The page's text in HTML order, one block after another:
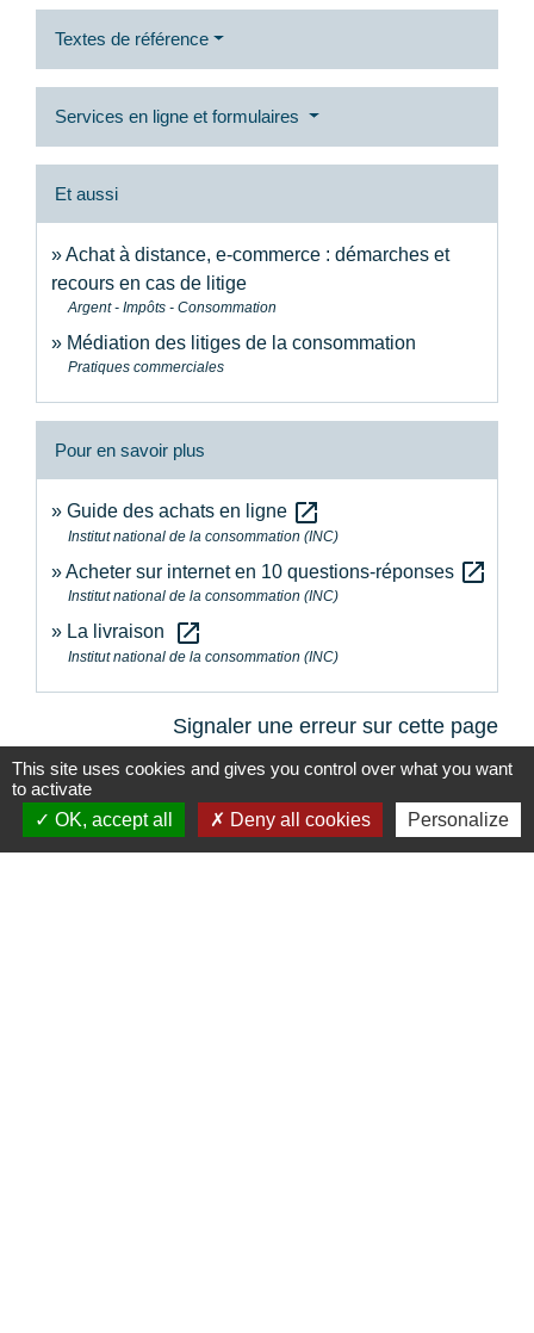
Textes de référence
Services en ligne et formulaires
Et aussi
Achat à distance, e-commerce : démarches et
recours en cas de litige
Argent - Impôts - Consommation
Médiation des litiges de la consommation
Pratiques commerciales
Pour en savoir plus
Guide des achats en ligne open_in_new
Institut national de la consommation (INC)
Acheter sur internet en 10 questions-réponses open_in_new
Institut national de la consommation (INC)
La livraison open_in_new
Institut national de la consommation (INC)
Signaler une erreur sur cette page
This site uses cookies and gives you control over what you want
to activate
OK, accept all
Deny all cookies Personalize